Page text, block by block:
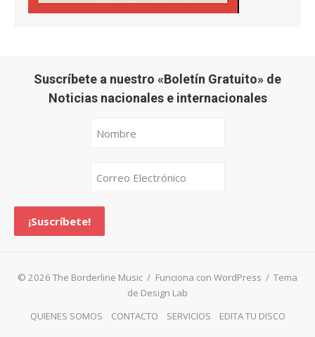
Suscríbete a nuestro «Boletín Gratuito» de
Noticias nacionales e internacionales
© 2026 The Borderline Music / Funciona con WordPress / Tema
de Design Lab
QUIENES SOMOS
CONTACTO SERVICIOS EDITA TU DISCO